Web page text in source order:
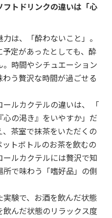
トドリンクの違いは「心
は、「酔わないこと」。
定があったとしても、酔
時間やシチュエーション
う贅沢な時間が過ごせる
ルカクテルの違いは、 「
心の渇き』をいやすか」だ
茶室で抹茶をいただくの
トボトルのお茶を飲むの
ルカクテルには贅沢で知
で味わう「嗜好品」の側
実験で、お酒を飲んだ状態
んだ状態のリラックス度